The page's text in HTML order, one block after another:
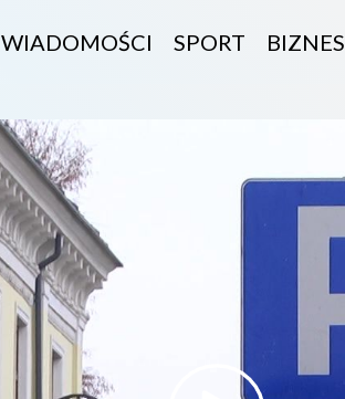
WIADOMOŚCI SPORT BIZNES